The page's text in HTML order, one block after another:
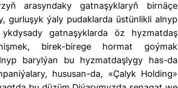
arasyndaky gatnaşyklaryň birnäçe
gurluşyk ýaly pudaklarda üstünlikli alnyp
gatnaşyklarda öz hyzmatdaş
birek-birege hormat goýmak
barylýan bu hyzmatdaşlygy has-da
hususan-da, «Çalyk Holding»